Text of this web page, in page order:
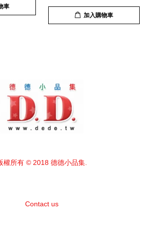
車
加入購物車
權所有 © 2018 德德小品集.
Contact us